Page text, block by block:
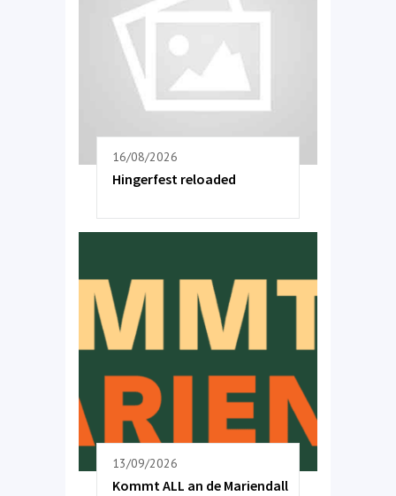
16/08/2026
Hingerfest reloaded
13/09/2026
Kommt ALL an de Mariendall